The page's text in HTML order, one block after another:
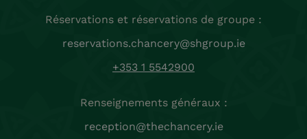
Réservations et réservations de groupe :
reservations.chancery@shgroup.ie
+353 1 5542900
Renseignements généraux :
reception@thechancery.ie